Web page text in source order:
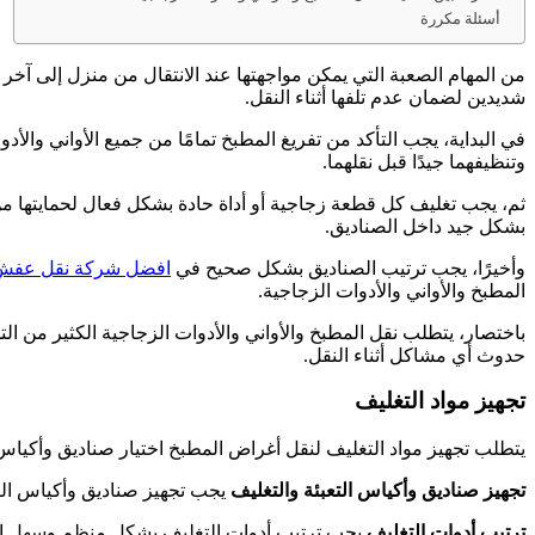
أسئلة مكررة
من المهام الصعبة التي يمكن مواجهتها عند الانتقال من منزل إلى
شديدين لضمان عدم تلفها أثناء النقل.
في البداية، يجب التأكد من تفريغ المطبخ تمامًا من جميع الأواني
وتنظيفهما جيدًا قبل نقلهما.
ثم، يجب تغليف كل قطعة زجاجية أو أداة حادة بشكل فعال لحمايتها من
بشكل جيد داخل الصناديق.
وأخيرًا، يجب ترتيب الصناديق بشكل صحيح في افضل شركة نقل
المطبخ والأواني والأدوات الزجاجية.
باختصار، يتطلب نقل المطبخ والأواني والأدوات الزجاجية الكثير
حدوث أي مشاكل أثناء النقل.
تجهيز مواد التغليف
يتطلب تجهيز مواد التغليف لنقل أغراض المطبخ اختيار صناديق
تجهيز صناديق وأكياس التعبئة والتغليف يجب تجهيز صناديق وأكياس